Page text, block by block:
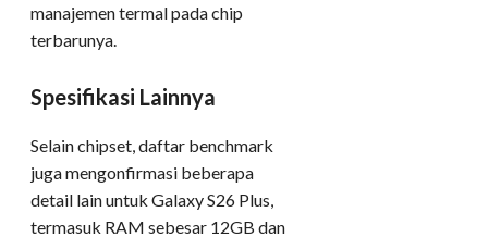
manajemen termal pada chip
terbarunya.
Spesifikasi Lainnya
Selain chipset, daftar benchmark
juga mengonfirmasi beberapa
detail lain untuk Galaxy S26 Plus,
termasuk RAM sebesar 12GB dan